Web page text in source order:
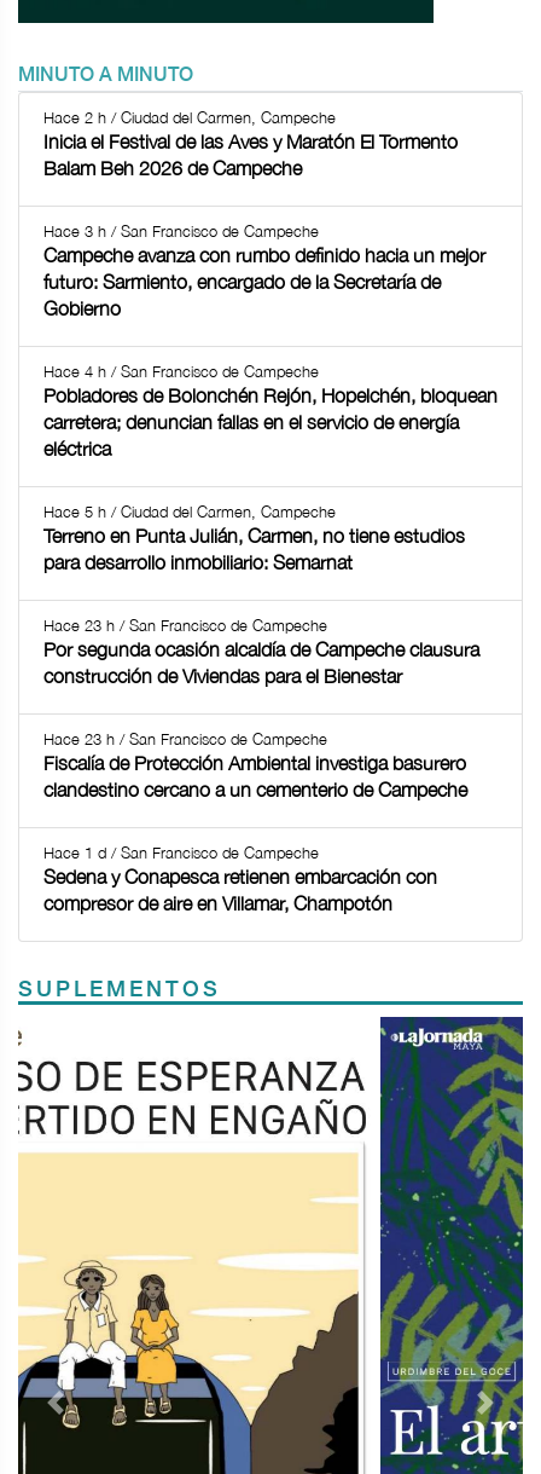
MINUTO A MINUTO
Hace 2 h / Ciudad del Carmen, Campeche
Inicia el Festival de las Aves y Maratón El Tormento
Balam Beh 2026 de Campeche
Hace 3 h / San Francisco de Campeche
Campeche avanza con rumbo definido hacia un mejor
futuro: Sarmiento, encargado de la Secretaría de
Gobierno
Hace 4 h / San Francisco de Campeche
Pobladores de Bolonchén Rejón, Hopelchén, bloquean
carretera; denuncian fallas en el servicio de energía
eléctrica
Hace 5 h / Ciudad del Carmen, Campeche
Terreno en Punta Julián, Carmen, no tiene estudios
para desarrollo inmobiliario: Semarnat
Hace 23 h / San Francisco de Campeche
Por segunda ocasión alcaldía de Campeche clausura
construcción de Viviendas para el Bienestar
Hace 23 h / San Francisco de Campeche
Fiscalía de Protección Ambiental investiga basurero
clandestino cercano a un cementerio de Campeche
Hace 1 d / San Francisco de Campeche
Sedena y Conapesca retienen embarcación con
compresor de aire en Villamar, Champotón
SUPLEMENTOS
Previous Next